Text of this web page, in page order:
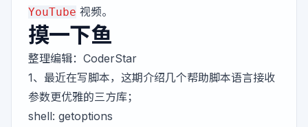
YouTube 视频。
摸一下鱼
整理编辑： CoderStar
1、最近在写脚本，这期介绍几个帮助脚本语言接收
参数更优雅的三方库；
shell: getoptions